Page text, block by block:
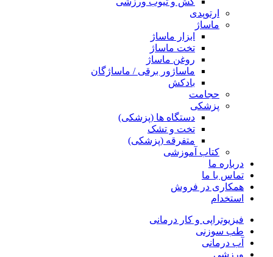
ارتوپدی
ماساژ
ابزار ماساژ
تخت ماساژ
روغن ماساژ
ماساژور برقی / ماساژگان
بادکش
حجامت
پزشکی
دستگاه ها (پزشکی)
تخت و تشک
متفرقه (پزشکی)
کتاب آموزشی
درباره ما
تماس با ما
همکاری در فروش
استخدام
فیزیوتراپی و کار درمانی
طب سوزنی
آب درمانی
ورزشی